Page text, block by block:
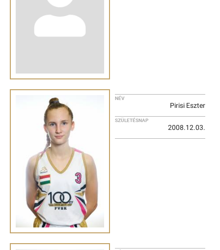
NÉV
Pirisi Eszter
SZÜLETÉSNAP
2008.12.03.